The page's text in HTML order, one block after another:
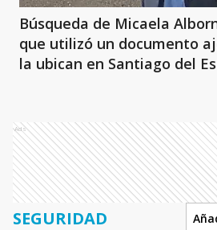
Búsqueda de Micaela
que utilizó un documento
la ubican en Santiago del
Ads
SEGURIDAD